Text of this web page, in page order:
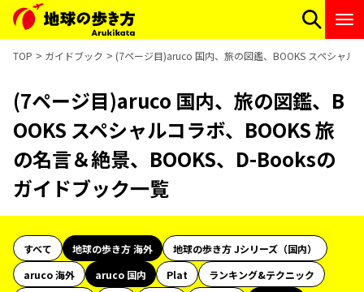
TOP ガイドブック (7ページ目)aruco 国内、旅の図鑑、BOOKS スペシャル
(7ページ目)aruco 国内、旅の図鑑、B
OOKS スペシャルコラボ、BOOKS 旅
の名言＆絶景、BOOKS、D-Booksの
ガイドブック一覧
すべて 地球の歩き方 海外
地球の歩き方 Jシリーズ（国内）
aruco 海外
aruco 国内 Plat
ランキング&テクニック